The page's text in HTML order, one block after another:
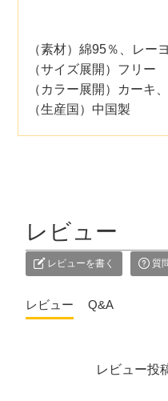
（素材）綿95％、レー
（サイズ展開）フリー
（カラー展開）カーキ
（生産国）中国製
レビュー
レビューを書く 質
レビュー Q&A
レビュー投